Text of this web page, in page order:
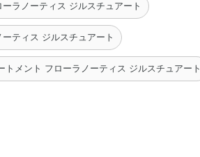
ーラノーティス ジルスチュアート
ティス ジルスチュアート
トメント フローラノーティス ジルスチュアート